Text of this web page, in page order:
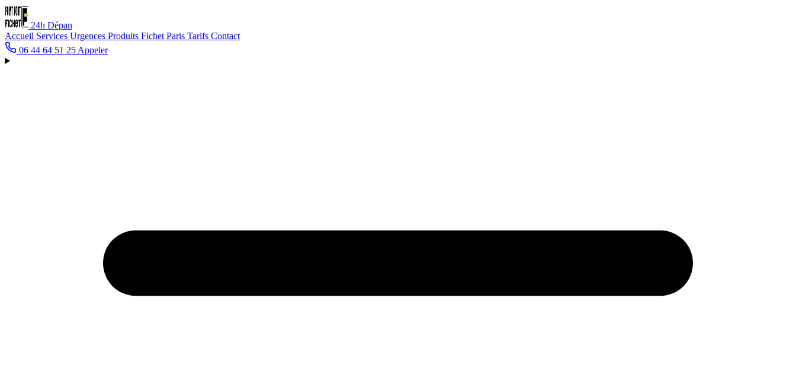
24h Dépan
Accueil Services Urgences Produits Fichet Paris Tarifs Contact
06 44 64 51 25 Appeler